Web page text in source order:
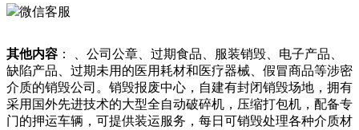
微信客服
其他内容 ： 、公司公章、过期食品、服装销毁、电子产品、
缺陷产品、过期未用的医用耗材和医疗器械、假冒商品等涉密
介质的销毁公司。销毁报废中心，自建有封闭销毁场地，拥有
采用国外先进技术的大型全自动破碎机，压缩打包机，配备专
门的押运车辆，可提供装运服务，每日可销毁处理各种介质材